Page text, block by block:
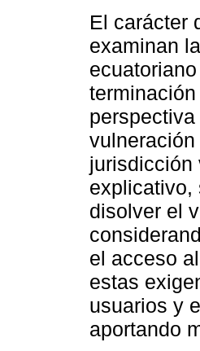
El carácter
examinan
jurisdicción
explicativo,
disolver el
el acceso
estas
usuarios y
aportando